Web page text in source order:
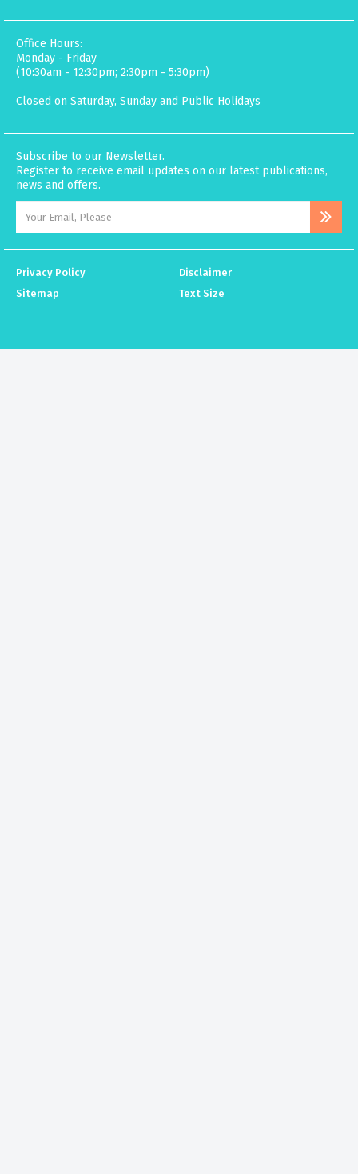
Office Hours:
Monday - Friday
(10:30am - 12:30pm; 2:30pm - 5:30pm)
Closed on Saturday, Sunday and Public Holidays
Subscribe to our Newsletter.
Register to receive email updates on our latest publications,
news and offers.
Privacy Policy
Disclaimer
Sitemap
Text Size